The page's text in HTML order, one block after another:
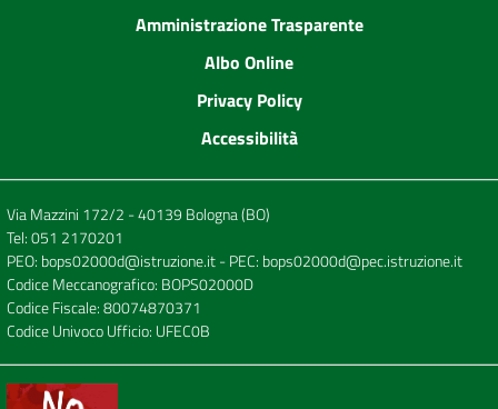
Amministrazione Trasparente
Albo Online
Privacy Policy
Accessibilità
Via Mazzini 172/2 - 40139 Bologna (BO)
Tel:051 2170201
PEO: bops02000d@istruzione.it- PEC: bops02000d@pec.istruzione.it
Codice Meccanografico: BOPS02000D
Codice Fiscale: 80074870371
Codice Univoco Ufficio: UFEC0B